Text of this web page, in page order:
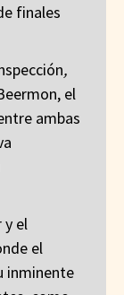
finales
,
el
ambas
y el
el
inminente